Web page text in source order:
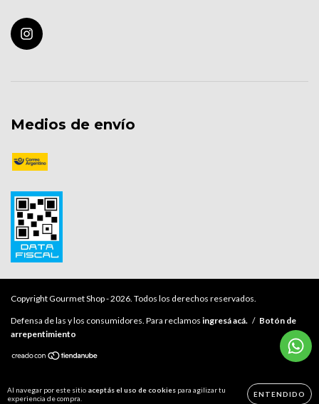
Al navegar por este sitio aceptás el uso de cookies para agilizar tu
experiencia de compra.
ENTENDIDO
Medios de envío
Copyright Gourmet Shop - 2026. Todos los derechos reservados.
Defensa de las y los consumidores. Para reclamos ingresá acá. / Botón de
arrepentimiento